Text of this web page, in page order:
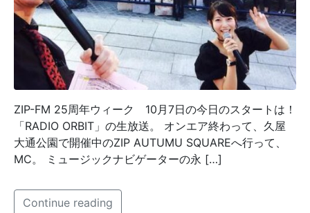
ZIP-FM 25周年ウィーク 10月7日の今日のスタートは！
「RADIO ORBIT」の生放送。 オンエア終わって、久屋
大通公園で開催中のZIP AUTUMU SQUAREへ行って、
MC。 ミュージックナビゲーターの永 […]
Continue reading